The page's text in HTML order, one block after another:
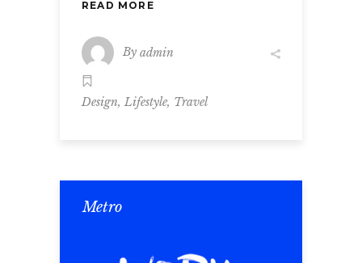
READ MORE
By admin
Design,Lifestyle, Travel
Metro